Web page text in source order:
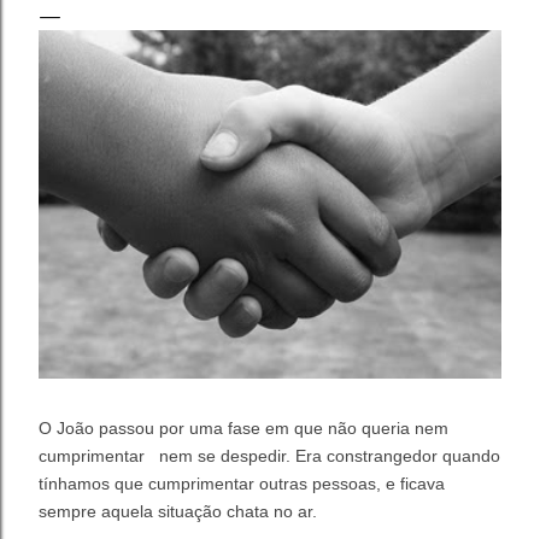
O João passou por uma fase em que não queria nem
cumprimentar nem se despedir. Era constrangedor quando
tínhamos que cumprimentar outras pessoas, e ficava
sempre aquela situação chata no ar.